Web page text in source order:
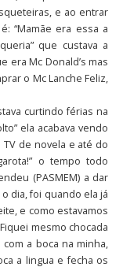
e ao entrar
“Mamãe era essa a
que custava a
era Mc Donald’s mas
o Mc Lanche Feliz,
curtindo férias na
ela acabava vendo
de novela e até do
o tempo todo
(PASMEM) a dar
dia, foi quando ela já
e como estavamos
mesmo chocada
a boca na minha,
a lingua e fecha os